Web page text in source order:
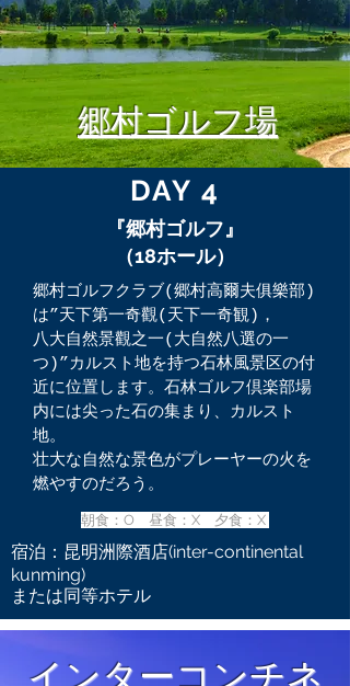
郷村ゴルフ場
DAY 4
『郷村ゴルフ』
（18ホール）
郷村ゴルフクラブ(郷村高爾夫俱樂部)
は”天下第一奇觀(天下一奇観)，
八大自然景觀之一(大自然八選の一
つ)”カルスト地を持つ石林風景区の付
近に位置します。石林ゴルフ倶楽部場
内には尖った石の集まり、カルスト
地。
壮大な自然な景色がプレーヤーの火を
燃やすのだろう。
朝食：O 昼食：X 夕食：X
宿泊：昆明洲際酒店(inter-continental
kunming)
または同等ホテル
インターコンチネ